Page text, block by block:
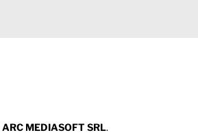
ARC MEDIASOFT SRL.